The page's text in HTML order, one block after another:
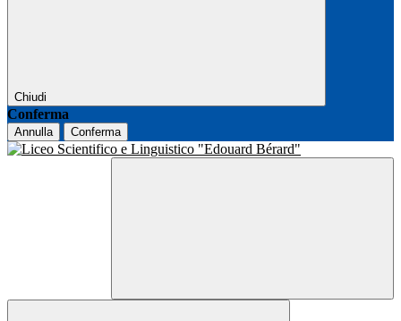
Chiudi
Conferma
Annulla Conferma